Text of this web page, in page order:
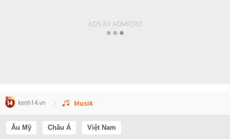
Musik
Âu Mỹ Châu Á Việt Nam